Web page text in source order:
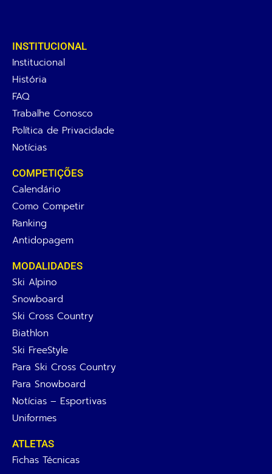
INSTITUCIONAL
Institucional
História
FAQ
Trabalhe Conosco
Política de Privacidade
Notícias
COMPETIÇÕES
Calendário
Como Competir
Ranking
Antidopagem
MODALIDADES
Ski Alpino
Snowboard
Ski Cross Country
Biathlon
Ski FreeStyle
Para Ski Cross Country
Para Snowboard
Notícias – Esportivas
Uniformes
ATLETAS
Fichas Técnicas